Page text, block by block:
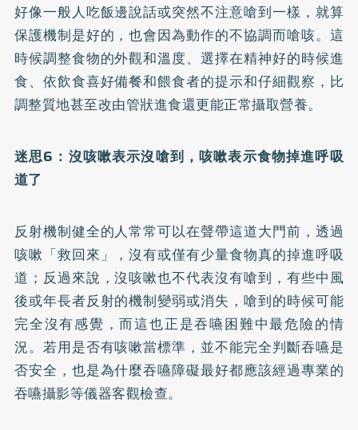
好像一般人吃飯邊說話或突然不注意嗆到一樣，就算
保護機制是好的，也會因為動作的不協調而嗆咳。這
時候調整食物的外觀和溫度、選擇在精神好的時候進
食、依飲食喜好備餐和餵食者的提示和仔細觀察，比
調整質地甚至改由管狀進食還更能正常攝取營養。
迷思6 ：沒咳嗽表示沒嗆到，咳嗽表示食物掉進呼吸
道了
反射機制健全的人常常可以在聲帶這道大門前，透過
咳嗽「救回來」，沒有或僅有少量食物真的掉進呼吸
道；反過來說，沒咳嗽也不代表沒有嗆到，有些中風
後或年長者反射的機制變弱或消失，嗆到的時候可能
完全沒有感覺，而這也正是吞嚥困難中最危險的情
況。若用是否有咳嗽當標準，並不能完全判斷吞嚥是
否安全，也是為什麼吞嚥障礙最好都應該經過專業的
吞嚥攝影等儀器客觀檢查。